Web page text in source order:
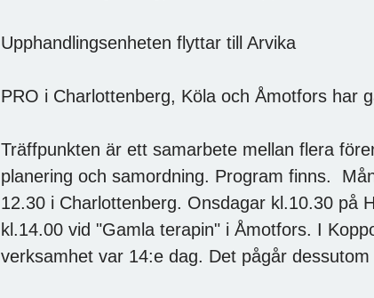
Upphandlingsenheten flyttar till Arvika
PRO i Charlottenberg, Köla och Åmotfors har
Träffpunkten är ett samarbete mellan flera
planering och samordning. Program finns.
12.30 i Charlottenberg. Onsdagar kl.10.30 på
kl.14.00 vid "Gamla terapin" i Åmotfors. I
verksamhet var 14:e dag. Det pågår